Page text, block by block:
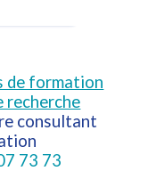
de formation
recherche
consultant
73 73